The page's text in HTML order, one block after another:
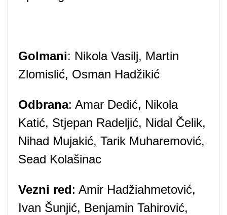
Golmani: Nikola Vasilj, Martin
Zlomislić, Osman Hadžikić
Odbrana: Amar Dedić, Nikola
Katić, Stjepan Radeljić, Nidal Čelik,
Nihad Mujakić, Tarik Muharemović,
Sead Kolašinac
Vezni red: Amir Hadžiahmetović,
Ivan Šunjić, Benjamin Tahirović,